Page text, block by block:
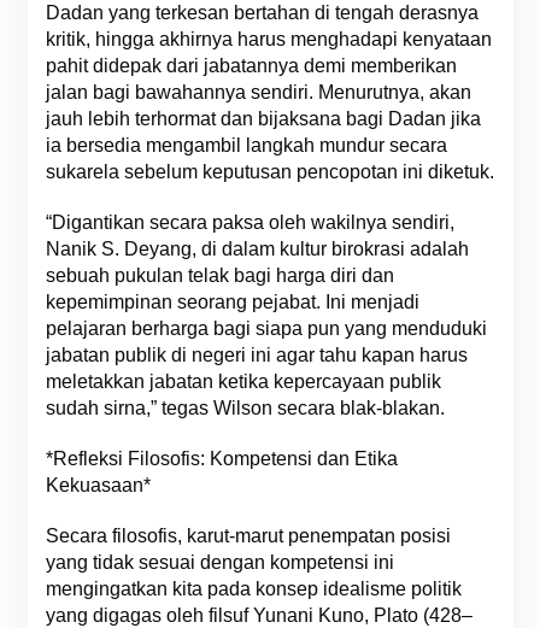
Dadan yang terkesan bertahan di tengah derasnya
kritik, hingga akhirnya harus menghadapi kenyataan
pahit didepak dari jabatannya demi memberikan
jalan bagi bawahannya sendiri. Menurutnya, akan
jauh lebih terhormat dan bijaksana bagi Dadan jika
ia bersedia mengambil langkah mundur secara
sukarela sebelum keputusan pencopotan ini diketuk.
“Digantikan secara paksa oleh wakilnya sendiri,
Nanik S. Deyang, di dalam kultur birokrasi adalah
sebuah pukulan telak bagi harga diri dan
kepemimpinan seorang pejabat. Ini menjadi
pelajaran berharga bagi siapa pun yang menduduki
jabatan publik di negeri ini agar tahu kapan harus
meletakkan jabatan ketika kepercayaan publik
sudah sirna,” tegas Wilson secara blak-blakan.
*Refleksi Filosofis: Kompetensi dan Etika
Kekuasaan*
Secara filosofis, karut-marut penempatan posisi
yang tidak sesuai dengan kompetensi ini
mengingatkan kita pada konsep idealisme politik
yang digagas oleh filsuf Yunani Kuno, Plato (428–